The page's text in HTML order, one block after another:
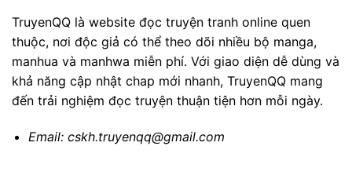
TruyenQQ là website đọc truyện tranh online quen
thuộc, nơi độc giả có thể theo dõi nhiều bộ manga,
manhua và manhwa miễn phí. Với giao diện dễ dùng và
khả năng cập nhật chap mới nhanh, TruyenQQ mang
đến trải nghiệm đọc truyện thuận tiện hơn mỗi ngày.
Email: cskh.truyenqq@gmail.com